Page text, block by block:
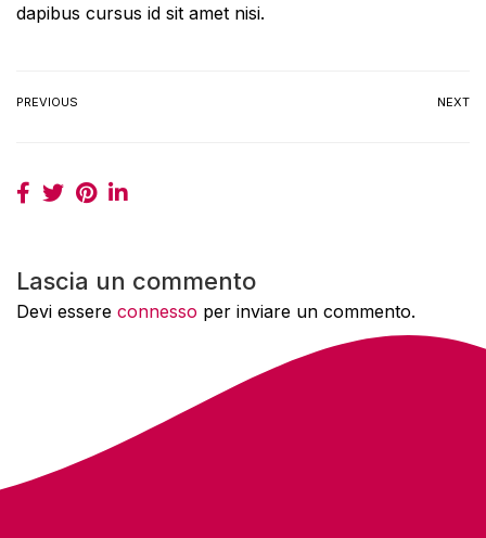
dapibus cursus id sit amet nisi.
PREVIOUS NEXT
Lascia un commento
Devi essere connesso per inviare un commento.